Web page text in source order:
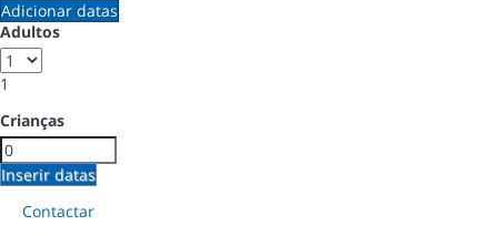
Adicionar datas
Adultos
1
Crianças
Inserir datas
Contactar